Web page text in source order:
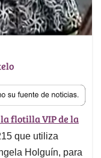
flotilla VIP de la
que utiliza
Holguín, para